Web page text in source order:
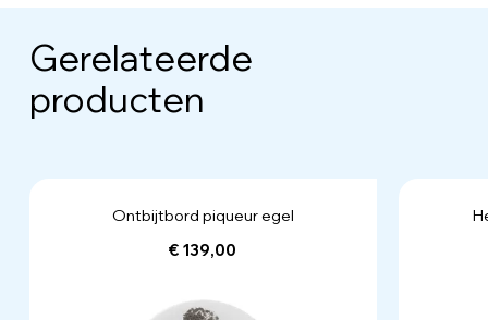
Gerelateerde
producten
Ontbijtbord piqueur egel
€ 139,00